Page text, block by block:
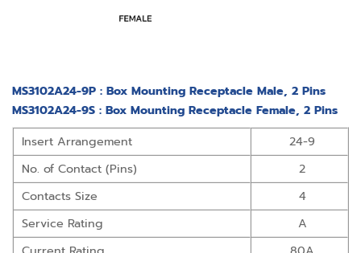
MS3102A24-9P : Box Mounting Receptacle Male, 2 Pins
MS3102A24-9S : Box Mounting Receptacle Female, 2 Pins
Insert Arrangement
24-9
No. of Contact (Pins)
2
Contacts Size
4
Service Rating
A